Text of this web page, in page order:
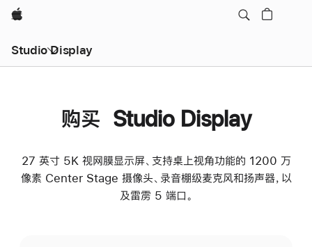
Apple
Studio Display
购买 Studio Display
27 英寸 5K 视网膜显示屏、支持桌上视角功能的 1200 万
像素 Center Stage 摄像头、录音棚级麦克风和扬声器，以
及雷雳 5 端口。